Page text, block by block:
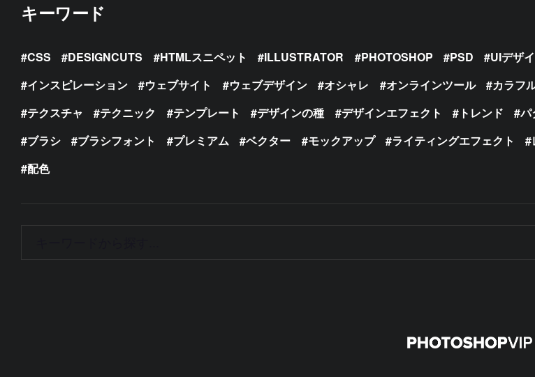
キーワード
CSS DESIGNCUTS HTMLスニペット ILLUSTRATOR PHOTOSHOP PSD UIデザ
インスピレーション
ウェブサイト ウェブデザイン オシャレ オンラインツール カラフ
テクスチャ
テクニック テンプレート デザインの種 デザインエフェクト トレンド パ
ブラシ
ブラシフォント プレミアム ベクター モックアップ ライティングエフェクト
配色